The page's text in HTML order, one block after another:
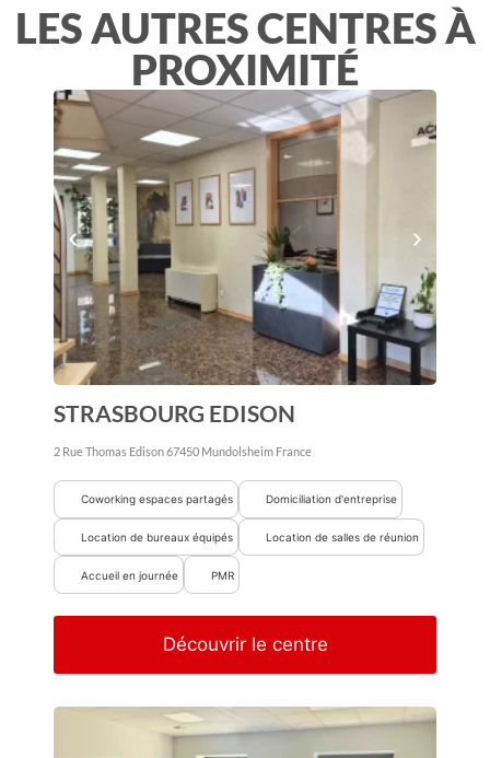
LES AUTRES CENTRES À
PROXIMITÉ
STRASBOURG EDISON
2 Rue Thomas Edison67450 Mundolsheim France
Coworking espaces partagés Domiciliation d'entreprise
Location de bureaux équipés Location de salles de réunion
Accueil en journée PMR
Découvrir le centre